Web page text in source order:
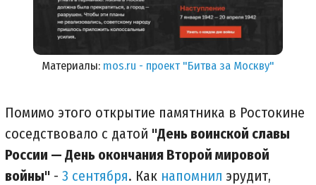
Материалы: mos.ru - проект "Битва за Москву"
Помимо этого открытие памятника в Ростокине
соседствовало с датой "День воинской славы
России — День окончания Второй мировой
войны" - 3 сентября. Как напомнил эрудит,